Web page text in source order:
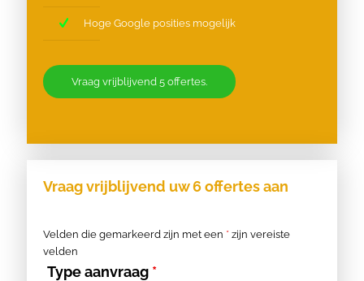
Hoge Google posities mogelijk
Vraag vrijblijvend 5 offertes.
Vraag vrijblijvend uw 6 offertes aan
Velden die gemarkeerd zijn met een * zijn vereiste
velden
Type aanvraag *